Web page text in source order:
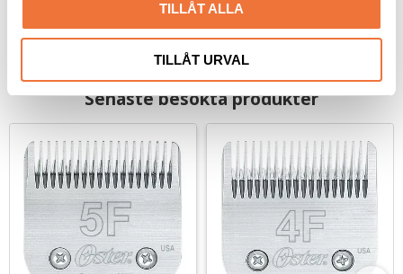
TILLÅT ALLA
TILLÅT URVAL
Senaste besökta produkter